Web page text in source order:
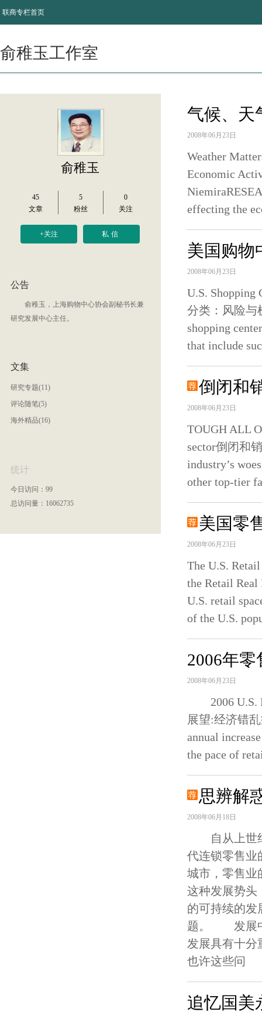
联商专栏首页
俞稚玉工作室
俞稚玉
45
文章
5
粉丝
0
关注
+关注 私信
公告
俞稚玉，上海购物中心协会副秘书长兼
研究发展中心主任。
文集
研究专题(11)
评论随笔(5)
海外精品(16)
统计
今日访问：99
总访问量：16062735
气候、天
2008年06月23日
Weather
Economic
effecting the
美国购物
2008年06月23日
U.S. Shopping
分类：风险与
shopping
that include
倒闭和
2008年06月23日
TOUGH ALL
sector倒闭和
industry’s
other top-tier
美国零
2008年06月23日
The U.S.
the Retail
U.S. retail
of the U.S.
2006年
2008年06月23日
2006 U.S.
展望:经济错
annual
the pace of
思辨解
2008年06月18日
自从上世纪
代连锁零售业
城市，零售
这种发展势头
的可持续的发
题。 发展中
发展具有十
也许这些问
追忆国美